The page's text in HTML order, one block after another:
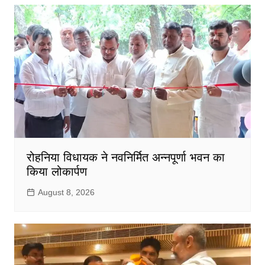
रोहनिया विधायक ने नवनिर्मित अन्नपूर्णा भवन का
किया लोकार्पण
August 8, 2026